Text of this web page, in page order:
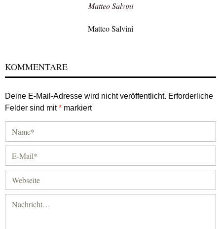
Matteo Salvini
Matteo Salvini
KOMMENTARE
Deine E-Mail-Adresse wird nicht veröffentlicht. Erforderliche
Felder sind mit* markiert